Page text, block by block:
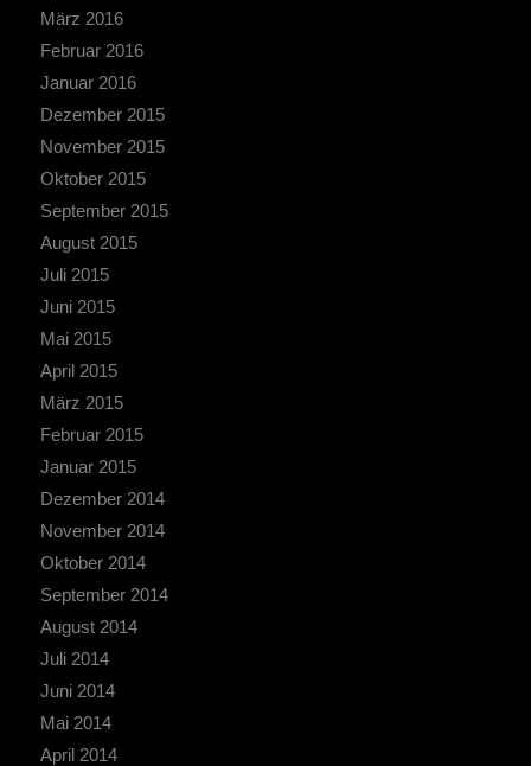
März 2016
Februar 2016
Januar 2016
Dezember 2015
November 2015
Oktober 2015
September 2015
August 2015
Juli 2015
Juni 2015
Mai 2015
April 2015
März 2015
Februar 2015
Januar 2015
Dezember 2014
November 2014
Oktober 2014
September 2014
August 2014
Juli 2014
Juni 2014
Mai 2014
April 2014